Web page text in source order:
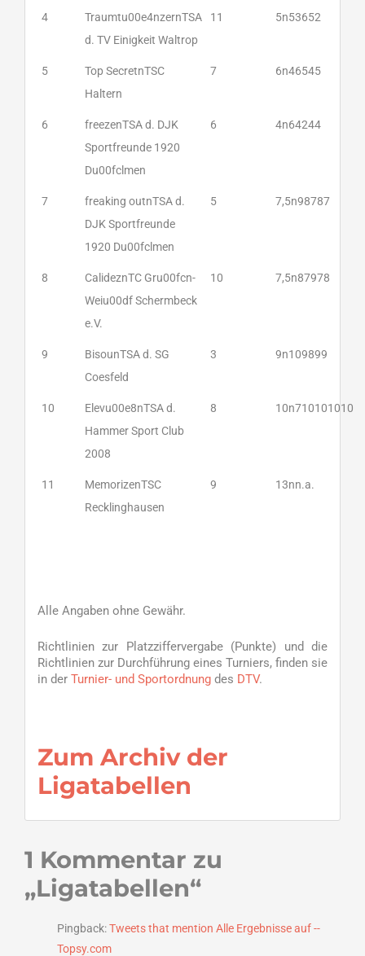
4
Traumtu00e4nzernTSA
d. TV Einigkeit Waltrop
11 5n53652
5
Top SecretnTSC
Haltern
7 6n46545
6
freezenTSA d. DJK
Sportfreunde 1920
Du00fclmen
6 4n64244
7
freaking outnTSA d.
DJK Sportfreunde
1920 Du00fclmen
5 7,5n98787
8
CalideznTC Gru00fcn-
Weiu00df Schermbeck
e.V.
10 7,5n87978
9
BisounTSA d. SG
Coesfeld
3 9n109899
10
Elevu00e8nTSA d.
Hammer Sport Club
2008
8 10n710101010
11
MemorizenTSC
Recklinghausen
9 13nn.a.
Alle Angaben ohne Gewähr.
Richtlinien zur Platzziffervergabe (Punkte) und die
Richtlinien zur Durchführung eines Turniers, finden sie
in der Turnier- und Sportordnung des DTV.
Zum Archiv der
Ligatabellen
1 Kommentar zu
„Ligatabellen“
Pingback:Tweets that mention Alle Ergebnisse auf --
Topsy.com